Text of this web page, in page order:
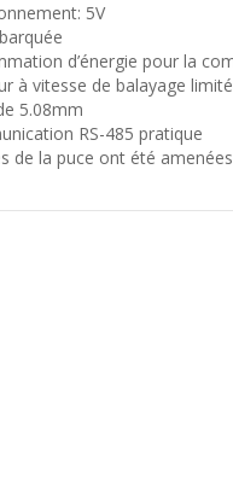
5V
d’énergie pour la
à vitesse de balayage
5.08mm
RS-485 pratique
de la puce ont été